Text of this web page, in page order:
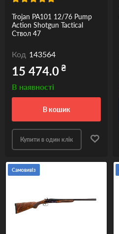
Trojan PA101 12/76 Pump
Action Shotgun Tactical
Ствол 47
Код 143564
15 474.0₴
В наявності
в кошик
Купити в один клік
Самовивіз